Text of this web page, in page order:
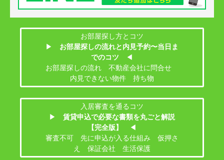
お部屋探し方とコツ
▶
お部屋探しの流れと内見予約〜当日ま
でのコツ
◀
お部屋探しの流れ 不動産会社に問合せ
内見できない物件 持ち物
入居審査を通るコツ
▶
賃貸申込で必要な書類を丸ごと解説
【完全版】
◀
審査不可 先に申込が入る仕組み 仮押さ
え 保証会社 生活保護